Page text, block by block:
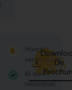
Hoogte
verstelbaar
Al een
relaxstoel
De